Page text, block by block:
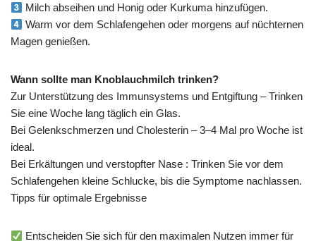
Milch abseihen und Honig oder Kurkuma hinzufügen.
Warm vor dem Schlafengehen oder morgens auf nüchternen
Magen genießen.
Wann sollte man Knoblauchmilch trinken?
Zur Unterstützung des Immunsystems und Entgiftung – Trinken
Sie eine Woche lang täglich ein Glas.
Bei Gelenkschmerzen und Cholesterin – 3–4 Mal pro Woche ist
ideal.
Bei Erkältungen und verstopfter Nase : Trinken Sie vor dem
Schlafengehen kleine Schlucke, bis die Symptome nachlassen.
Tipps für optimale Ergebnisse
Entscheiden Sie sich für den maximalen Nutzen immer für